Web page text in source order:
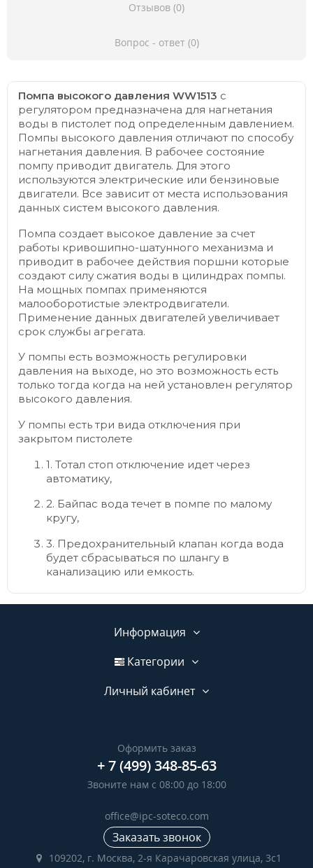
Отзывов (0)
Вопрос - ответ (0)
Помпа высокого давления WW1513 с
регулятором предназначена для нагнетания
воды в пистолет под определенным давлением.
Помпы высокого давления отличают по способу
нагнетания давления. В рабочее состояние
помпу приводит двигатель. Для этого
используются электрические или бензиновые
двигатели. Все зависит от места использования
данных систем высокого давления.
Помпа создает высокое давление за счет
работы кривошипно-шатунного механизма и
приводит в рабочее действия поршни которые
создают силу сжатия воды в цилиндрах помпы.
На мощных помпах применяются
малооборотистые электродвигатели.
Применение данных двигателей увеличивает
срок службы агрегата.
У помпы есть возможность регулировки
давления на выходе, но это возможность есть
только тогда когда на ней установлен регулятор
высокого давления.
У помпы есть три вида отключения при
закрытом пистолете
1. Тотал стоп отключение идет через
автоматику,
2. Байпас вода течет в помпе по малому
кругу,
3. Предохранительный клапан когда вода
будет сбрасываться по шлангу в
канализацию или емкость.
Информация
Категории
Личный кабинет
Оформить заказ
+ 7 (499) 348-85-63
Звоните нам с 08:00 до 18:00
office@ipc-soteco.com
Заказать звонок
109202, г. Москва, 2-я Карачаровская улица, 3с1